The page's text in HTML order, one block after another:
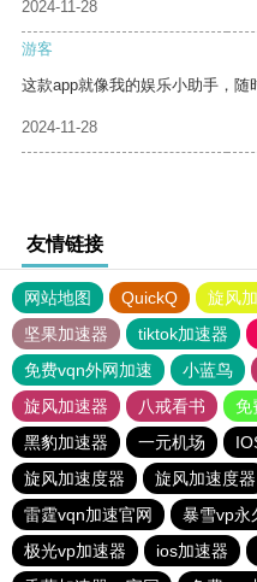
2024-11-28
游客
这款app就像我的娱乐小助手，随
2024-11-28
友情链接
网站地图 QuickQ 旋风
坚果加速器
tiktok加速器
免费vqn外网加速
小蓝鸟
旋风加速器
八戒看书
免
黑豹加速器
一元机场
旋风加速度器
旋风加速度器
雷霆vqn加速官网
暴雪vp永
极光vp加速器
ios加速器